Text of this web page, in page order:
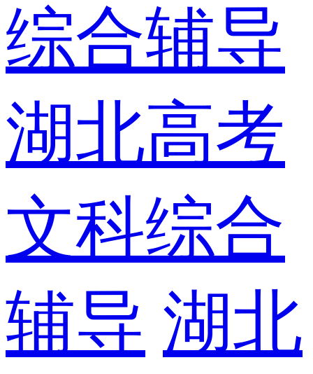
综合辅导
湖北高考
文科综合
辅导 湖北